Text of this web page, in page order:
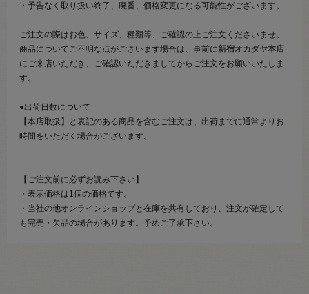
・予告なく取り扱い終了、廃番、価格変更になる可能性がございます。
ご注文の際はお色、サイズ、種類等、ご確認の上ご注文くださいませ。
商品についてご不明な点がございます場合は、事前に新宿オカダヤ本店
にご来店いただき、ご確認いただきましてからご注文をお願いいたしま
す。
●出荷日数について
【本店取扱】と表記のある商品を含むご注文は、出荷までに通常よりお
時間をいただく場合がございます。
【ご注文前に必ずお読み下さい】
・表示価格は1個の価格です。
・当社の他オンラインショップと在庫を共有しており、注文が確定して
も完売・欠品の場合があります。予めご了承下さい。